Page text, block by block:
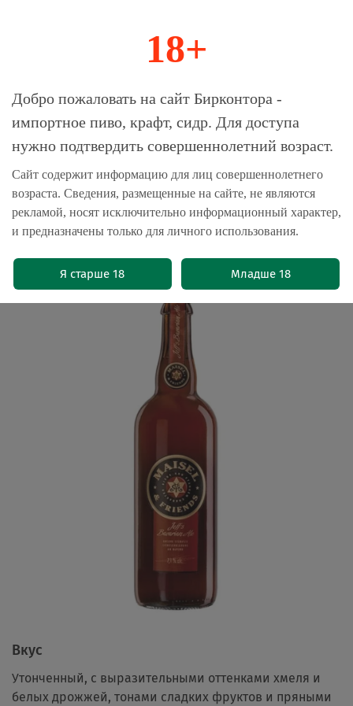
Магазин-Склад импортного пива, крафта и
Главная Пиво импортное
Пиво Майзель и Френдс Джефф'с
Бавариан Эль / Maisel & Friends
Jeff's Bavarian Ale 0.75 - стекло
(0)
Вкус
Утонченный, с выразительными оттенками хмеля и
белых дрожжей, тонами сладких фруктов и пряными
18+
Добро пожаловать на сайт Бирконтора -
импортное пиво, крафт, сидр. Для доступа
нужно подтвердить совершеннолетний возраст.
Сайт содержит информацию для лиц совершеннолетнего
возраста. Сведения, размещенные на сайте, не являются
рекламой, носят исключительно информационный характер,
и предназначены только для личного использования.
Я старше 18 Младше 18